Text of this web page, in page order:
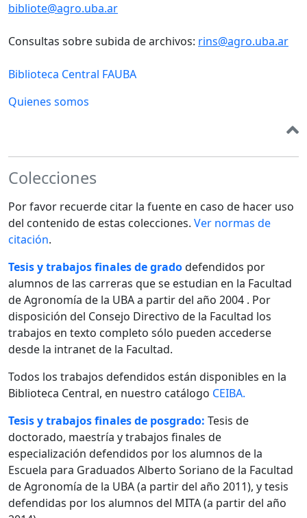
bibliote@agro.uba.ar
Consultas sobre subida de archivos: rins@agro.uba.ar
Biblioteca Central FAUBA
Quienes somos
Colecciones
Por favor recuerde citar la fuente en caso de hacer uso
del contenido de estas colecciones. Ver normas de
citación.
Tesis y trabajos finales de gradodefendidos por
alumnos de las carreras que se estudian en la Facultad
de Agronomía de la UBA a partir del año 2004 . Por
disposición del Consejo Directivo de la Facultad los
trabajos en texto completo sólo pueden accederse
desde la intranet de la Facultad.
Todos los trabajos defendidos están disponibles en la
Biblioteca Central, en nuestro catálogo CEIBA.
Tesis y trabajos finales de posgrado: Tesis de
doctorado, maestría y trabajos finales de
especialización defendidos por los alumnos de la
Escuela para Graduados Alberto Soriano de la Facultad
de Agronomía de la UBA (a partir del año 2011), y tesis
defendidas por los alumnos del MITA (a partir del año